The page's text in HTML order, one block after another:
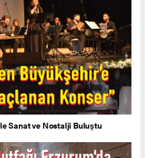
Sanat ve Nostalji Buluştu